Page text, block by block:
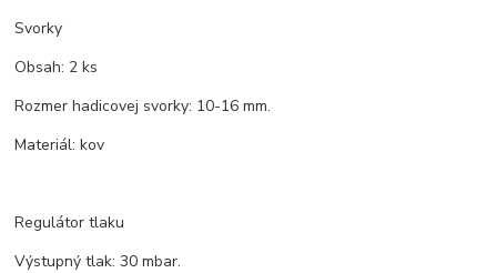
Svorky
Obsah: 2 ks
Rozmer hadicovej svorky: 10-16 mm.
Materiál: kov
Regulátor tlaku
Výstupný tlak: 30 mbar.